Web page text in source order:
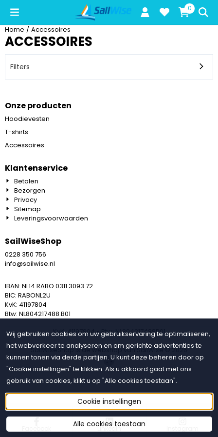
Cookievoorkeuren zijn beschikbaar. Kies instellingen of sta alle
0
Home / Accessoires
ACCESSOIRES
Filters
Onze producten
Hoodievesten
T-shirts
Accessoires
Klantenservice
Betalen
Bezorgen
Privacy
Sitemap
Leveringsvoorwaarden
SailWiseShop
0228 350 756
info@sailwise.nl
IBAN: NL14 RABO 0311 3093 72
BIC: RABONL2U
KvK: 41197804
Btw: NL804217488.B01
KvK: 41197804 - Btw: NL804217488B01
SailWiseShop is de webshop van SailWise © 2026
Linkedin
Wij gebruiken cookies om uw gebruikservaring te optimaliseren,
het webverkeer te analyseren en om gerichte advertenties te
kunnen tonen via derde partijen. U kunt deze beheren door op
"Cookie instellingen" te klikken. Als u akkoord gaat met ons
gebruik van cookies, klikt u op "Alle cookies toestaan".
Cookie instellingen
Alle cookies toestaan